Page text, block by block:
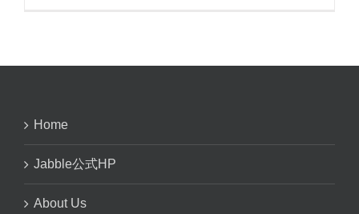
Home
Jabble公式HP
About Us